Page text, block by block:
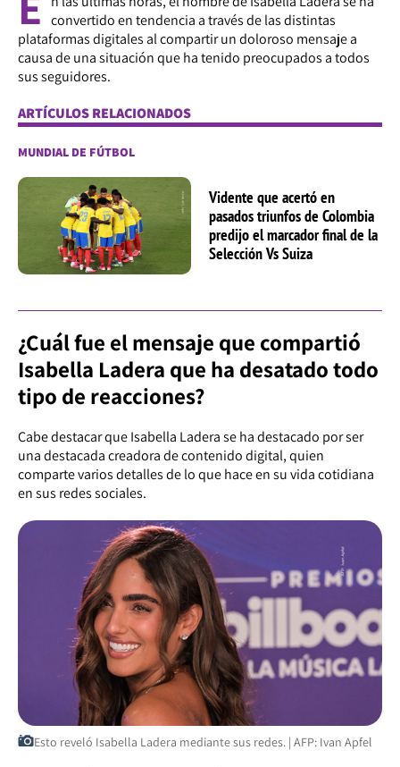
convertido en tendencia a través de las distintas
plataformas digitales al compartir un doloroso mensaje a
causa de una situación que ha tenido preocupados a todos
sus seguidores.
ARTÍCULOS RELACIONADOS
MUNDIAL DE FÚTBOL
Vidente que acertó en
pasados triunfos de Colombia
predijo el marcador final de la
Selección Vs Suiza
¿Cuál fue el mensaje que compartió
Isabella Ladera que ha desatado todo
tipo de reacciones?
Cabe destacar que Isabella Ladera se ha destacado por ser
una destacada creadora de contenido digital, quien
comparte varios detalles de lo que hace en su vida cotidiana
en sus redes sociales.
Esto reveló Isabella Ladera mediante sus redes. | AFP: Ivan Apfel